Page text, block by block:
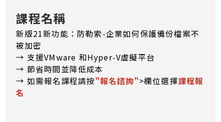
課程名稱
新版21新功能：防勒索-企業如何保護備份檔案不
被加密
→ 支援VMware 和Hyper-V虛擬平台
→ 節省時間並降低成本
→ 如需報名課程請按"報名諮詢">欄位選擇課程報
名